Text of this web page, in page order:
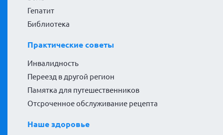
Гепатит
Библиотека
Практические советы
Инвалидность
Переезд в другой регион
Памятка для путешественников
Отсроченное обслуживание рецепта
Наше здоровье